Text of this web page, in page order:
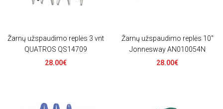
Žarnų užspaudimo replės 3 vnt
QUATROS QS14709
28.00€
Žarnų užspaudimo replės 10"
Jonnesway AN010054N
28.00€